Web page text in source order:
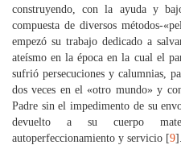
construyendo, con la ayuda y
compuesta de diversos métodos-
empezó su trabajo dedicado a
ateísmo en la época en la cual el
sufrió persecuciones y calumnias,
dos veces en el «otro mundo» y
Padre sin el impedimento de su
devuelto a su cuerpo
autoperfeccionamiento y servicio [9].